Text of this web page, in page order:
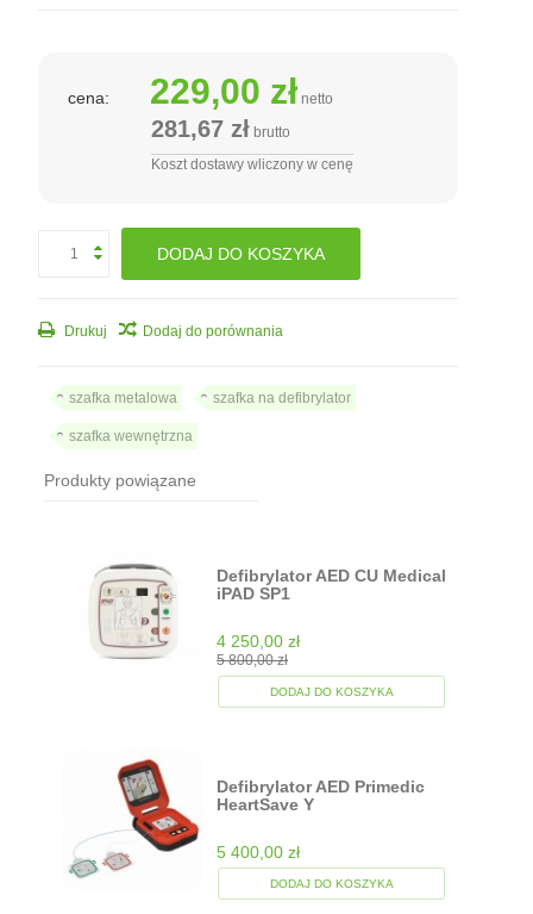
cena: 229,00 zł netto
281,67 zł brutto
Koszt dostawy wliczony w cenę
DODAJ DO KOSZYKA
Drukuj Dodaj do porównania
szafka metalowa szafka na defibrylator
szafka wewnętrzna
Produkty powiązane
Defibrylator AED CU Medical
iPAD SP1
4 250,00 zł
5 800,00 zł
DODAJ DO KOSZYKA
Defibrylator AED Primedic
HeartSave Y
5 400,00 zł
DODAJ DO KOSZYKA